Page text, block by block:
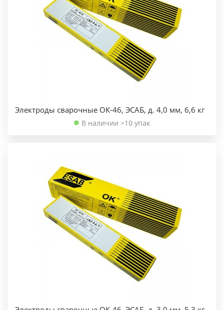
Электроды сварочные ОК-46, ЭСАБ, д. 4,0 мм, 6,6 кг
В наличии >10 упак